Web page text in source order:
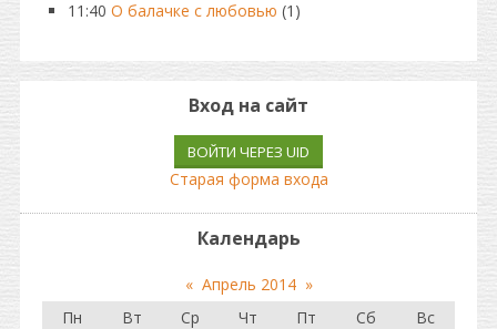
11:40 О балачке с любовью (1)
Вход на сайт
ВОЙТИ ЧЕРЕЗ UID
Старая форма входа
Календарь
« Апрель 2014 »
Пн
Вт Ср Чт Пт Сб
Вс